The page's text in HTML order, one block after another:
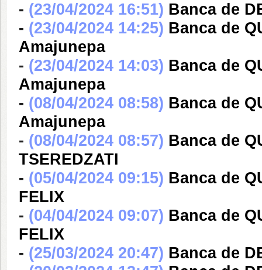
- (23/04/2024 16:51) Banca de
- (23/04/2024 14:25) Banca de
Amajunepa
- (23/04/2024 14:03) Banca de
Amajunepa
- (08/04/2024 08:58) Banca de
Amajunepa
- (08/04/2024 08:57) Banca de
TSEREDZATI
- (05/04/2024 09:15) Banca de
FELIX
- (04/04/2024 09:07) Banca de
FELIX
- (25/03/2024 20:47) Banca de